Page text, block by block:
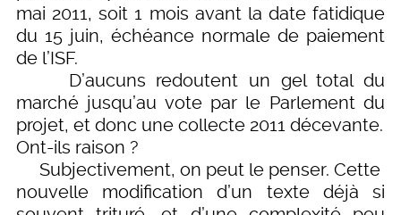
mai 2011, soit 1 mois avant la date fatidique
du 15 juin, échéance normale de paiement
de l’ISF.
D’aucuns redoutent un gel total du
marché jusqu’au vote par le Parlement du
projet, et donc une collecte 2011 décevante.
Ont-ils raison ?
Subjectivement, on peut le penser. Cette
nouvelle modification d’un texte déjà si